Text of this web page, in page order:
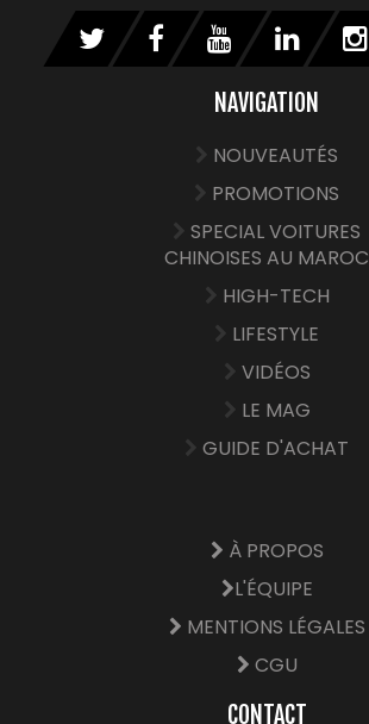
NAVIGATION
NOUVEAUTÉS
PROMOTIONS
SPECIAL VOITURES
CHINOISES AU MAROC
HIGH-TECH
LIFESTYLE
VIDÉOS
LE MAG
GUIDE D'ACHAT
À PROPOS
L'ÉQUIPE
MENTIONS LÉGALES
CGU
CONTACT